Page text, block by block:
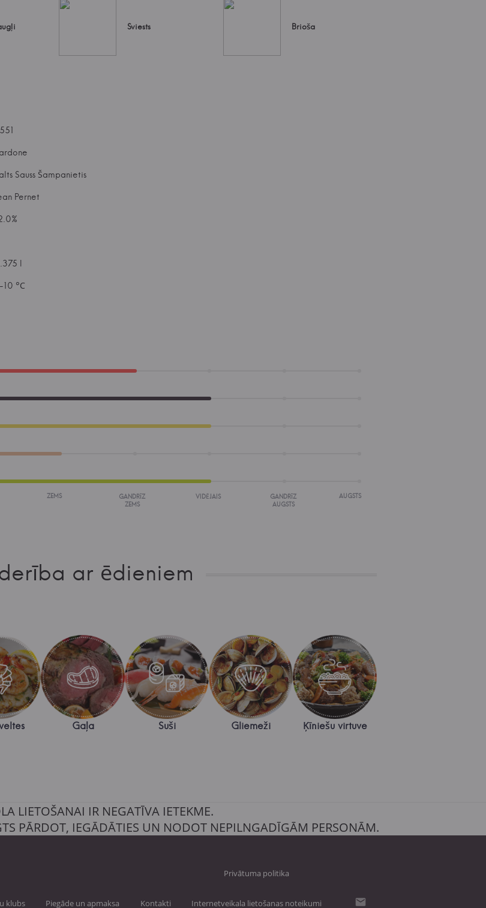
Sviests Brioša
Sauss Šampanietis
Pernet
l
10 °С
ZEMS
GANDRĪZ
ZEMS
VIDĒJAIS
GANDRĪZ
AUGSTS
AUGSTS
ar ēdieniem
Gaļa Suši Gliemeži Ķīniešu virtuve
LIETOŠANAI IR NEGATĪVA IETEKME.
PĀRDOT, IEGĀDĀTIES UN NODOT NEPILNGADĪGĀM PERSONĀM.
klubs Piegāde un apmaksa Kontakti
Privātuma politika
Internetveikala lietošanas noteikumi